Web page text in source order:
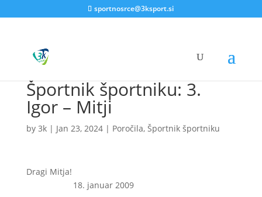
sportnosrce@3ksport.si
Športnik športniku: 3.
Igor – Mitji
by 3k| Jan 23, 2024| Poročila, Športnik športniku
Dragi Mitja!
18. januar 2009